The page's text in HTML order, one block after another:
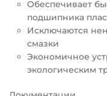
Обеспечивает
подшипника
Исключаются
смазки
Экономичное
экологическим